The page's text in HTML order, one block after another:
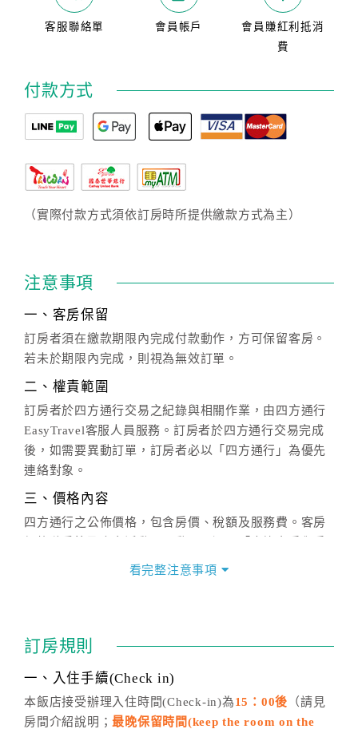
客服聯絡單 會員帳戶
會員賺紅利抵消
費
付款方式
（實際付款方式須依訂房時所提供繳款方式為主）
注意事項
一、客房保留
訂房者須在繳款期限內完成付款動作，方可保留客房。
若未於期限內完成，則視為無效訂單。
二、權責範圍
訂房者於四方通行交易之紀錄與相關作業，由四方通行
EasyTravel客服人員服務。訂房者於四方通行交易完成
後，如需要異動訂單，訂房者必以「四方通行」為優先
連絡對象。
三、價格內容
四方通行之公佈價格，包含房價、稅額及服務費。客房
價」之當日價格為標準。
話方式異動訂單。
※非客服時間之申辦異動，皆為次日計算及辦理。
五、客服時間
週一至週日，上午9:00～晚上6:00
看完整注意事項
訂房規則
一、入住手續(Check in)
本飯店接受辦理入住時間(Check-in)為15：00後 （請見
房間介紹說明；最晚保留時間(keep the room on the